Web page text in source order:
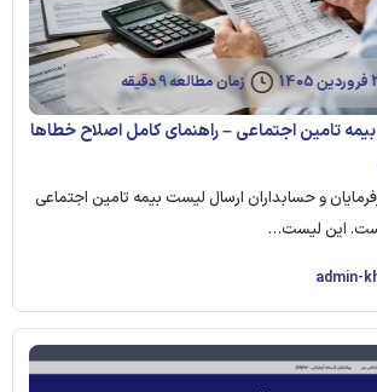
زمان مطالعه 9 دقیقه
تامین اجتماعی – راهنمای کامل اصلاح خطاها
و حسابداران ارسال لیست بیمه تامین اجتماعی
این لیست…